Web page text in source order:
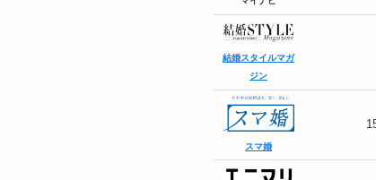
結婚スタイルマガ
ジン
スマ婚